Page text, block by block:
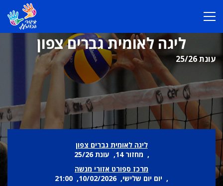
ליגה לאומית גברים צפון
עונת 25/26
ליגה לאומית גברים צפון
, מחזור 14, עונת 25/26
מרכז ספורט אזורי מנשה
, יום יום שלישי, 10/02/2026, 21:00